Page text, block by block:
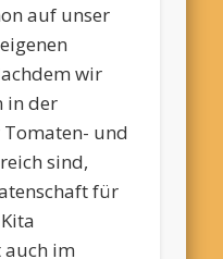
auf unser
wir
in der
und
sind,
für
im